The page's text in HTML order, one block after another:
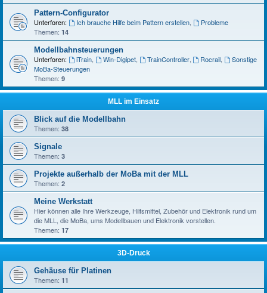
Pattern-Configurator
Unterforen: Ich brauche Hilfe beim Pattern erstellen,
Probleme
Themen: 14
Modellbahnsteuerungen
Unterforen: iTrain, Win-Digipet, TrainController, Rocrail
Sonstige
MoBa-Steuerungen
Themen: 9
MLL im Einsatz
Blick auf die Modellbahn
Themen: 38
Signale
Themen: 3
Projekte außerhalb der MoBa mit der MLL
Themen: 2
Meine Werkstatt
Hier können alle Ihre Werkzeuge, Hilfsmittel, Zubehör und Elektronik rund um
die MLL, die MoBa, ums Modellbauen und Elektronik vorstellen.
Themen: 17
3D-Druck
Gehäuse für Platinen
Themen: 11